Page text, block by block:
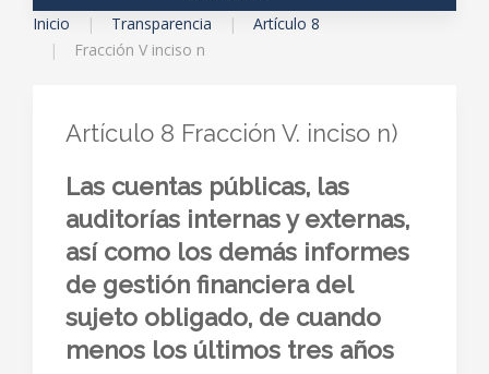
Inicio
Transparencia
Artículo 8
Fracción V inciso n
Artículo 8 Fracción V. inciso n)
Las cuentas públicas, las
auditorías internas y externas,
así como los demás informes
de gestión financiera del
sujeto obligado, de cuando
menos los últimos tres años